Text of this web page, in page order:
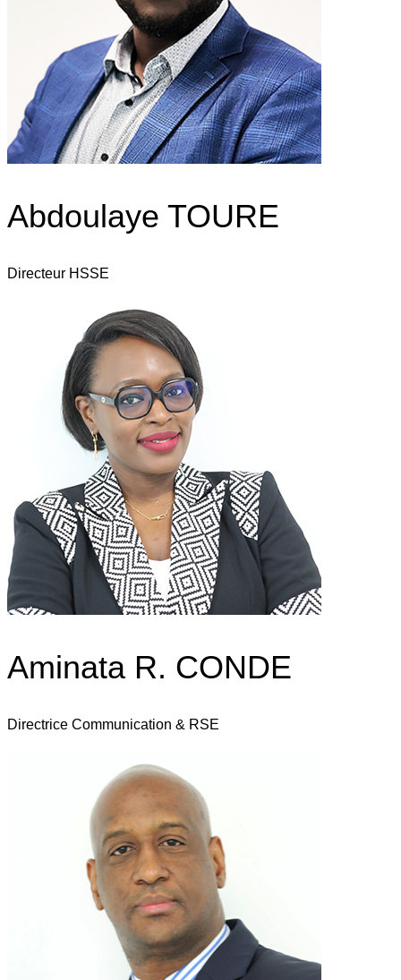
Abdoulaye TOURE
Directeur HSSE
Aminata R. CONDE
Directrice Communication & RSE